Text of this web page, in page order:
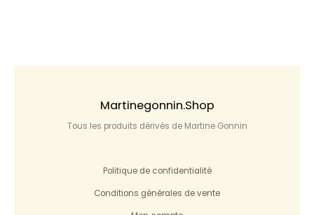
Martinegonnin.shop
Tous les produits dérivés de Martine Gonnin
Politique de confidentialité
Conditions générales de vente